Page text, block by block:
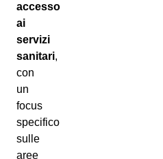
accesso
ai
servizi
sanitari,
con
un
focus
specifico
sulle
aree